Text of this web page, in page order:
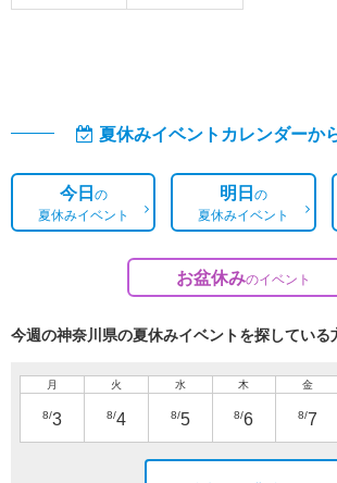
夏休みイベントカレンダーか
今日の
夏休みイベント
明日の
夏休みイベント
お盆休みのイベント
今週の神奈川県の夏休みイベントを探している
月
8/3
火
8/4
水
8/5
木
8/6
金
8/7